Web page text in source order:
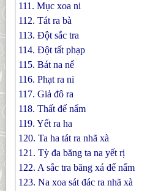
111. Mục xoa ni
112. Tát ra bà
113. Ðột sắc tra
114. Ðột tất phạp
115. Bát na nể
116. Phạt ra ni
117. Giả đô ra
118. Thất đế nẩm
119. Yết ra ha
120. Ta ha tát ra nhã xà
121. Tỳ đa băng ta na yết rị
122. A sắc tra băng xá đế nẩm
123. Na xoa sát đác ra nhã xà